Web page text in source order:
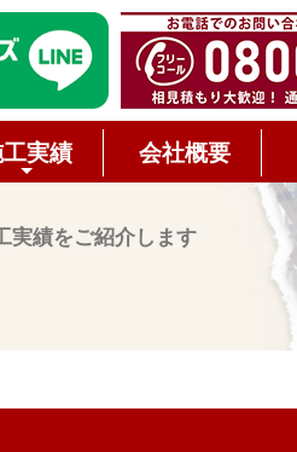
実績 会社概要
実績をご紹介します